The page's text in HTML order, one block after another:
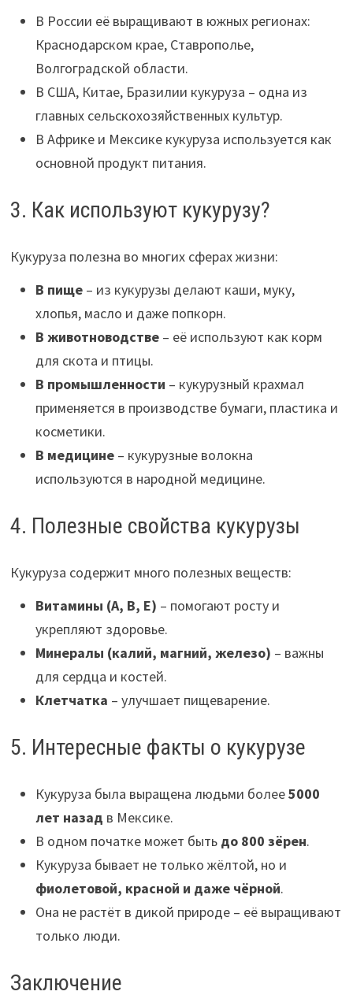
В России её выращивают в южных регионах:
Краснодарском крае, Ставрополье,
Волгоградской области.
В США, Китае, Бразилии кукуруза – одна из
главных сельскохозяйственных культур.
В Африке и Мексике кукуруза используется как
основной продукт питания.
3. Как используют кукурузу?
Кукуруза полезна во многих сферах жизни:
В пище– из кукурузы делают каши, муку,
хлопья, масло и даже попкорн.
В животноводстве– её используют как корм
для скота и птицы.
В промышленности – кукурузный крахмал
применяется в производстве бумаги, пластика и
косметики.
В медицине– кукурузные волокна
используются в народной медицине.
4. Полезные свойства кукурузы
Кукуруза содержит много полезных веществ:
Витамины (А, В, Е) – помогают росту и
укрепляют здоровье.
Минералы (калий, магний, железо) – важны
для сердца и костей.
Клетчатка – улучшает пищеварение.
5. Интересные факты о кукурузе
Кукуруза была выращена людьми более5000
лет назад в Мексике.
В одном початке может быть до 800 зёрен.
Кукуруза бывает не только жёлтой, но и
фиолетовой, красной и даже чёрной.
Она не растёт в дикой природе – её выращивают
только люди.
Заключение